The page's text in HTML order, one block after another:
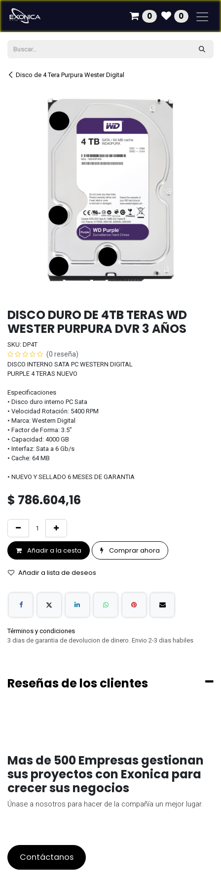
Ir al contenido
0 0
Disco de 4 Tera Purpura Wester Digital
DISCO DURO DE 4TB TERAS WD
WESTER PURPURA DVR 3 AÑOS
SKU: DP4T
(0 reseña)
DISCO INTERNO SATA PC WESTERN DIGITAL
PURPLE 4 TERAS NUEVO
Especificaciones
• Disco duro interno PC Sata
• Velocidad Rotación: 5400 RPM
• Marca: Western Digital
• Factor de Forma: 3.5”
• Capacidad: 4000 GB
• Interfaz: Sata a 6 Gb/s
• Cache: 64 MB
• NUEVO Y SELLADO 6 MESES DE GARANTIA
$ 786.604,16
Añadir a la cesta Comprar ahora
Añadir a lista de deseos
Términos y condiciones
3 dias de garantia de devolucion de dinero. Envio 2-3 dias habiles
Reseñas de los clientes
Mas de 500 Empresas gestionan
sus proyectos con Exonica para
crecer sus negocios
Únase a nosotros para hacer de la compañía un mejor lugar.
Contáctanos